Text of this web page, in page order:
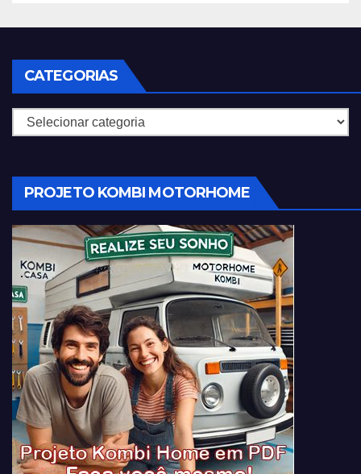
CATEGORIAS
Categorias
PROJETO KOMBI MOTORHOME